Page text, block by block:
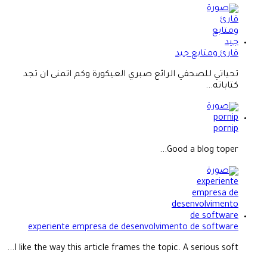
قارئ ومتابع جيد
تحياتي للصحفي الرائع صبري العيكورة وكم اتمنى ان تجد
كتاباته...
pornip
Good a blog toper...
experiente empresa de desenvolvimento de software
I like the way this article frames the topic. A serious soft...